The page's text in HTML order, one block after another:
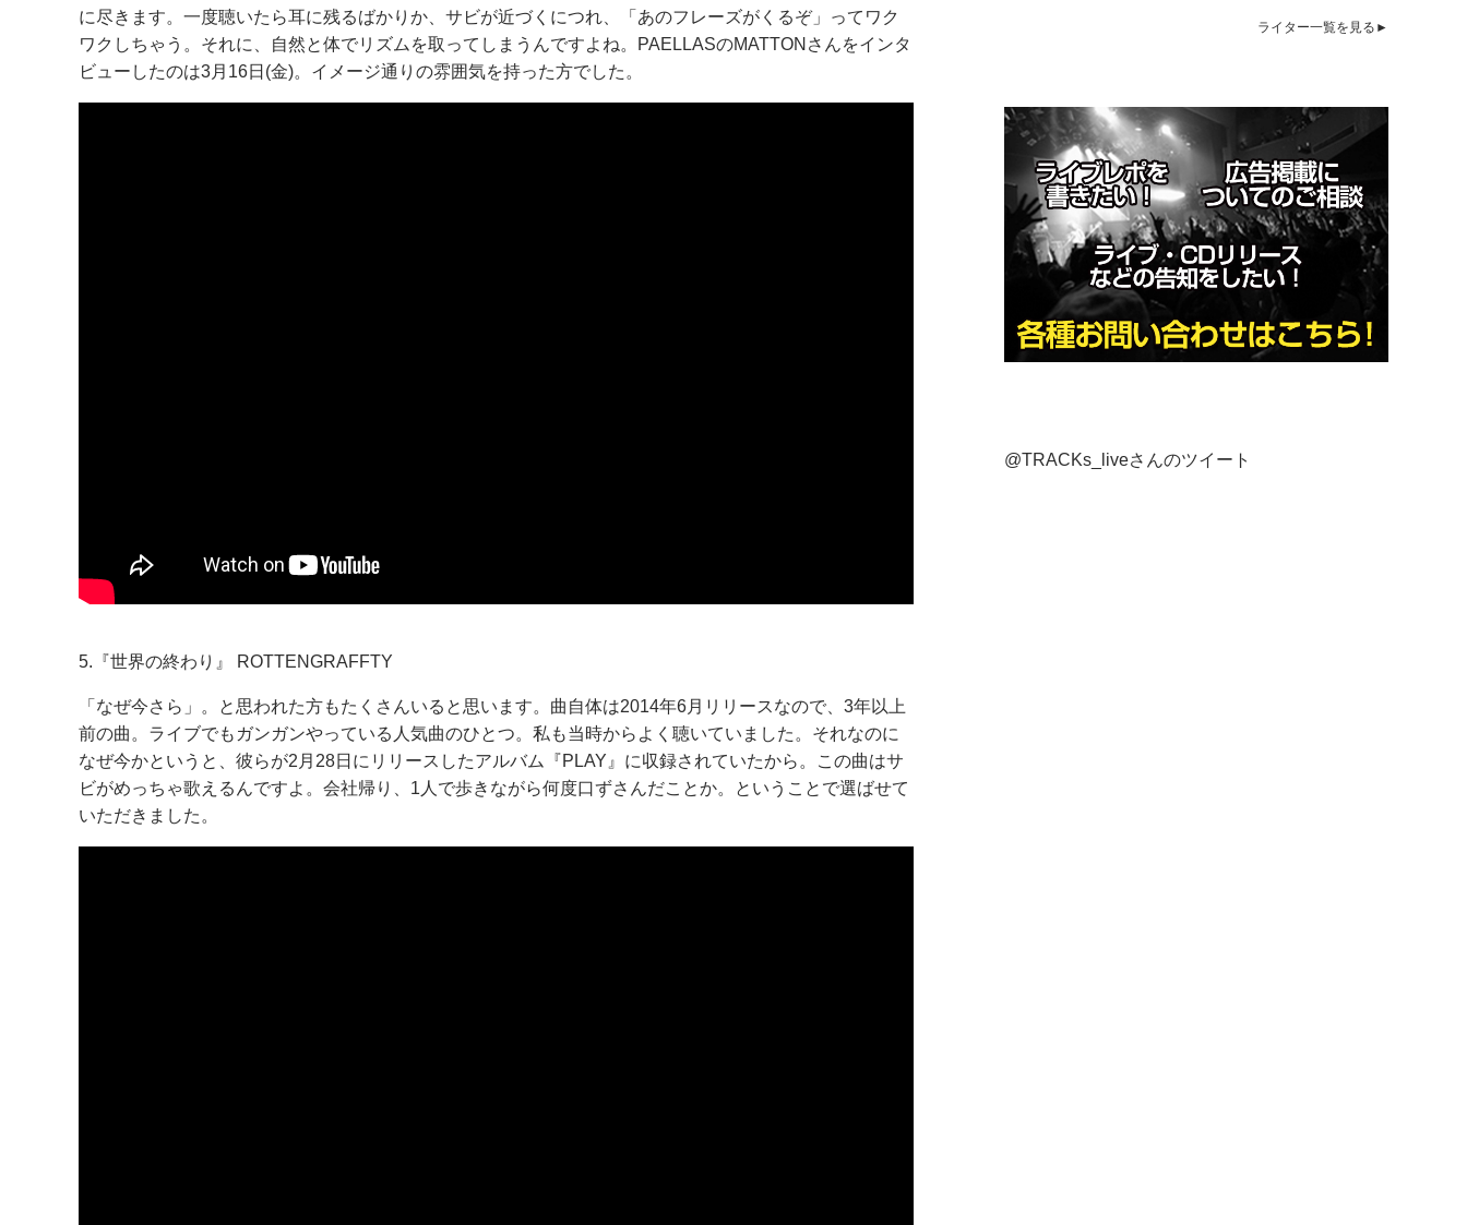
に尽きます。一度聴いたら耳に残るばかりか、サビが近づくにつれ、「あのフレーズがくるぞ」ってワク
ワクしちゃう。それに、自然と体でリズムを取ってしまうんですよね。PAELLASのMATTONさんをインタ
ビューしたのは3月16日(金)。イメージ通りの雰囲気を持った方でした。
5.『世界の終わり』 ROTTENGRAFFTY
「なぜ今さら」。と思われた方もたくさんいると思います。曲自体は2014年6月リリースなので、3年以上
前の曲。ライブでもガンガンやっている人気曲のひとつ。私も当時からよく聴いていました。それなのに
なぜ今かというと、彼らが2月28日にリリースしたアルバム『PLAY』に収録されていたから。この曲はサ
ビがめっちゃ歌えるんですよ。会社帰り、1人で歩きながら何度口ずさんだことか。ということで選ばせて
いただきました。
ライター一覧を見る►
@TRACKs_liveさんのツイート